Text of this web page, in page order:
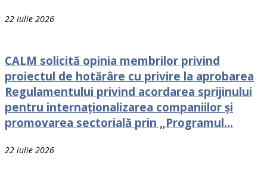
22 iulie 2026
CALM solicită opinia membrilor privind
proiectul de hotărâre cu privire la aprobarea
Regulamentului privind acordarea sprijinului
pentru internaționalizarea companiilor și
promovarea sectorială prin „Programul...
22 iulie 2026